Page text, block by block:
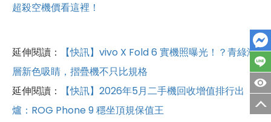
超殺空機價看這裡！
延伸閱讀：
【快訊】vivo X Fold 6 實機照曝光！？青綠漸
層新色吸睛，摺疊機不只比規格
延伸閱讀：
【快訊】2026年5月二手機回收增值排行出
爐：ROG Phone 9 穩坐頂規保值王